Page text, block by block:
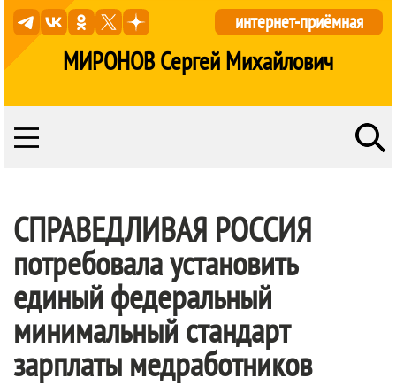
МИРОНОВ Сергей Михайлович
интернет-приёмная
СПРАВЕДЛИВАЯ РОССИЯ
потребовала установить
единый федеральный
минимальный стандарт
зарплаты медработников